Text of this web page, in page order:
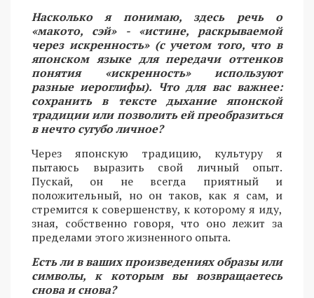
Насколько я понимаю, здесь речь о
«макото, сэй» - «истине, раскрываемой
через искренность» (с учетом того, что в
японском языке для передачи оттенков
понятия «искренность» используют
разные иероглифы). Что для вас важнее:
сохранить в тексте дыхание японской
традиции или позволить ей преобразиться
в нечто сугубо личное?
Через японскую традицию, культуру я
пытаюсь выразить свой личный опыт.
Пускай, он не всегда приятный и
положительный, но он таков, как я сам, и
стремится к совершенству, к которому я иду,
зная, собственно говоря, что оно лежит за
пределами этого жизненного опыта.
Есть ли в ваших произведениях образы или
символы, к которым вы возвращаетесь
снова и снова?